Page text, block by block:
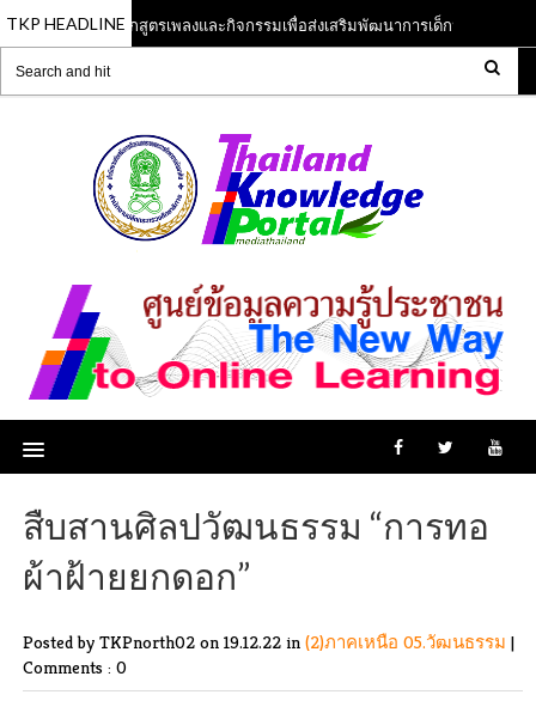
TKP HEADLINE
13 Jun 2023 หลักสูตรเพลงและกิจกรรมเพื่อส่งเสริมพัฒนาการเด็กปฐมวัย
สืบสานศิลปวัฒนธรรม “การทอ
ผ้าฝ้ายยกดอก”
Posted by TKPnorth02 on 19.12.22 in (2)ภาคเหนือ 05.วัฒนธรรม |
Comments : 0